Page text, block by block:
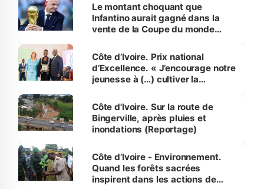
Le montant choquant que
Infantino aurait gagné dans la
vente de la Coupe du monde
Côte d’Ivoire. Prix national
d’Excellence. « J’encourage notre
jeunesse à (…) cultiver la
(Alassane Ouattara
Côte d'Ivoire. Sur la route de
Bingerville, après pluies et
inondations (Reportage)
Côte d’Ivoire - Environnement.
Quand les forêts sacrées
inspirent dans les actions de